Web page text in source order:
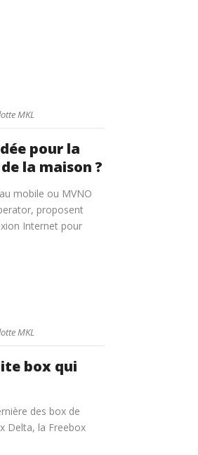
MKL
pour la
la maison ?
mobile ou MVNO
proposent
Internet pour
MKL
box qui
des box de
Delta, la Freebox